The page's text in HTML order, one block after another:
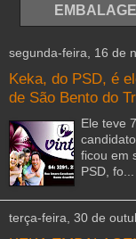
segunda-feira, 16 de
Keka, do PSD, é
de São Bento do
Ele teve
ficou em
PSD, fo...
terça-feira, 30 de